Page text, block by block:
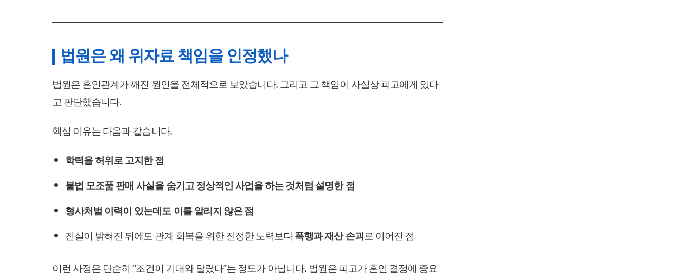
법원은 왜 위자료 책임을 인정했나
법원은 혼인관계가 깨진 원인을 전체적으로 보았습니다. 그리고 그 책임이 사실상 피고에게 있다
고 판단했습니다.
핵심 이유는 다음과 같습니다.
학력을 허위로 고지한 점
불법 모조품 판매 사실을 숨기고 정상적인 사업을 하는 것처럼 설명한 점
형사처벌 이력이 있는데도 이를 알리지 않은 점
진실이 밝혀진 뒤에도 관계 회복을 위한 진정한 노력보다폭행과 재산 손괴로 이어진 점
이런 사정은 단순히 “조건이 기대와 달랐다”는 정도가 아닙니다. 법원은 피고가 혼인 결정에 중요